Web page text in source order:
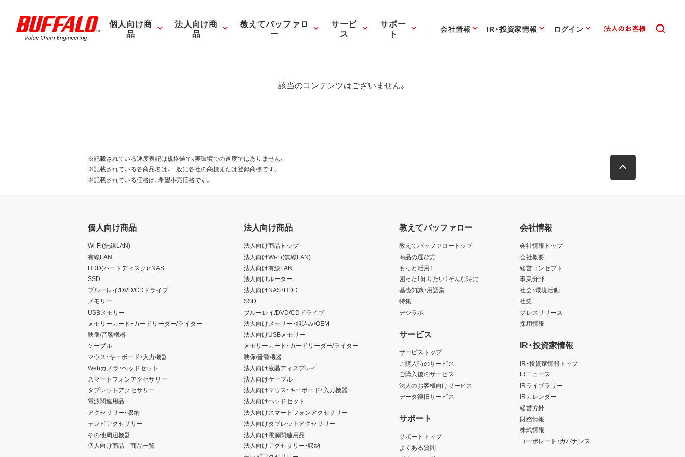
個人向け商
品
法人向け商
品
教えてバッファロ
ー
サービ
ス
サポー
ト 会社情報 IR・投資家情報 ログイン
該当のコンテンツはございません。
※記載されている速度表記は規格値で、実環境での速度ではありません。
※記載されている各商品名は、一般に各社の商標または登録商標です。
※記載されている価格は、希望小売価格です。
個人向け商品
Wi-Fi(無線LAN)
有線LAN
HDD(ハードディスク)・NAS
SSD
ブルーレイ/DVD/CDドライブ
メモリー
USBメモリー
メモリーカード・カードリーダー/ライター
映像/音響機器
ケーブル
マウス・キーボード・入力機器
Webカメラ・ヘッドセット
スマートフォンアクセサリー
タブレットアクセサリー
電源関連用品
アクセサリー・収納
テレビアクセサリー
その他周辺機器
個人向け商品 商品一覧
法人向け商品
法人向け商品トップ
法人向けWi-Fi(無線LAN)
法人向け有線LAN
法人向けルーター
法人向けNAS・HDD
SSD
ブルーレイ/DVD/CDドライブ
法人向けメモリー・組込み/OEM
法人向けUSBメモリー
メモリーカード・カードリーダー/ライター
映像/音響機器
法人向け液晶ディスプレイ
法人向けケーブル
法人向けマウス・キーボード・入力機器
法人向けヘッドセット
法人向けスマートフォンアクセサリー
法人向けタブレットアクセサリー
法人向け電源関連用品
法人向けアクセサリー・収納
教えてバッファロー
教えてバッファロートップ
商品の選び方
もっと活用！
困った！知りたい！そんな時に
基礎知識・用語集
特集
デジラボ
サービス
サービストップ
ご購入時のサービス
ご購入後のサービス
法人のお客様向けサービス
データ復旧サービス
サポート
サポートトップ
よくある質問
会社情報
会社情報トップ
会社概要
経営コンセプト
事業分野
社会・環境活動
社史
プレスリリース
採用情報
IR・投資家情報
IR・投資家情報トップ
IRニュース
IRライブラリー
IRカレンダー
経営方針
財務情報
株式情報
コーポレート・ガバナンス